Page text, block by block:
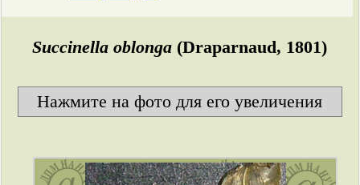
Succinella oblonga (Draparnaud, 1801)
Нажмите на фото для его увеличения